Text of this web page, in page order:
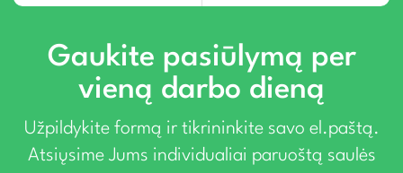
Gaukite pasiūlymą per
vieną darbo dieną
Užpildykite formą ir tikrininkite savo el.paštą.
Atsiųsime Jums individualiai paruoštą saulės